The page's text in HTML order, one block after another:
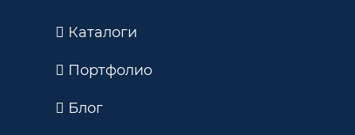
Каталоги
Портфолио
Блог